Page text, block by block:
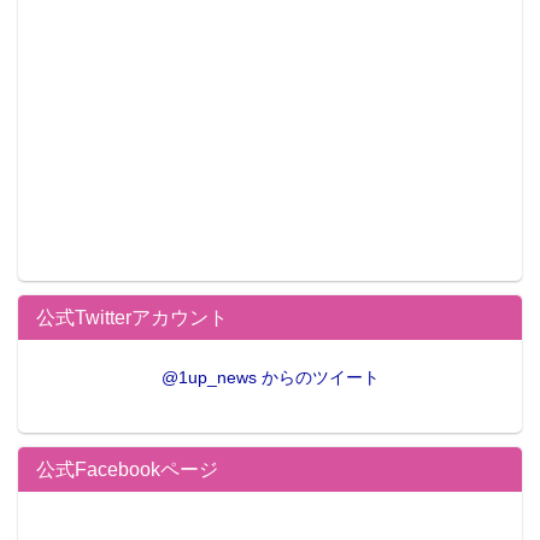
から徒歩2分
TEL：03-3527-1485
公式Twitterアカウント
@1up_news からのツイート
公式Facebookページ